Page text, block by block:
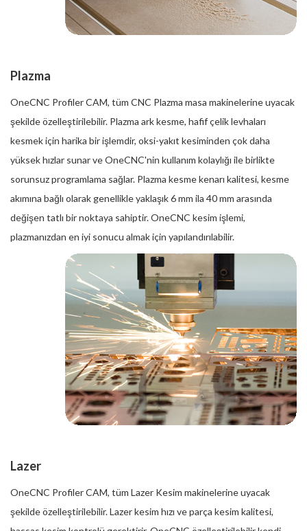
Plazma
OneCNC Profiler CAM, tüm CNC Plazma masa makinelerine uyacak
şekilde özelleştirilebilir. Plazma ark kesme, hafif çelik levhaları
kesmek için harika bir işlemdir, oksi-yakıt kesiminden çok daha
yüksek hızlar sunar ve OneCNC'nin kullanım kolaylığı ile birlikte
sorunsuz programlama sağlar. Plazma kesme kenarı kalitesi, kesme
akımına bağlı olarak genellikle yaklaşık 6 mm ila 40 mm arasında
değişen tatlı bir noktaya sahiptir. OneCNC kesim işlemi,
plazmanızdan en iyi sonucu almak için yapılandırılabilir.
Lazer
OneCNC Profiler CAM, tüm Lazer Kesim makinelerine uyacak
şekilde özelleştirilebilir. Lazer kesim hızı ve parça kesim kalitesi,